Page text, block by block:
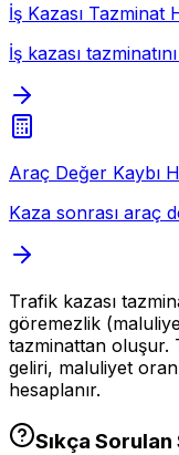
İş Kazası Tazminat
İş kazası
Araç Değer Kaybı
Kaza sonrası araç
Trafik kazası
göremezlik
tazminattan oluşur.
geliri, maluliyet
hesaplanır.
Sıkça